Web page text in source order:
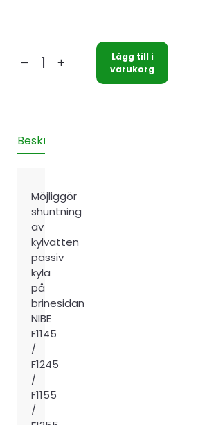
Nibe
SHUNTGRUPP
Lägg till i
varukorg
Beskrivning
Möjliggör
shuntning
av
kylvatten
passiv
kyla
på
brinesidan
NIBE
F1145
/
F1245
/
F1155
/